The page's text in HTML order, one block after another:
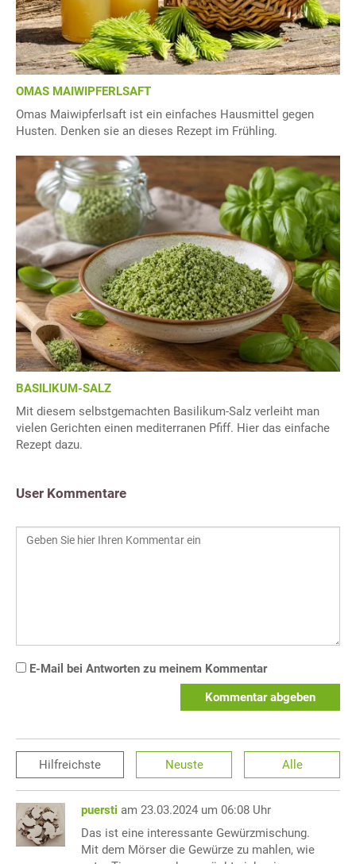
OMAS MAIWIPFERLSAFT
Omas Maiwipferlsaft ist ein einfaches Hausmittel gegen
Husten. Denken sie an dieses Rezept im Frühling.
BASILIKUM-SALZ
Mit diesem selbstgemachten Basilikum-Salz verleiht man
vielen Gerichten einen mediterranen Pfiff. Hier das einfache
Rezept dazu.
User Kommentare
E-Mail bei Antworten zu meinem Kommentar
Kommentar abgeben
Hilfreichste Neuste Alle
puersti am 23.03.2024 um 06:08 Uhr
Das ist eine interessante Gewürzmischung.
Mit dem Mörser die Gewürze zu mahlen, wie